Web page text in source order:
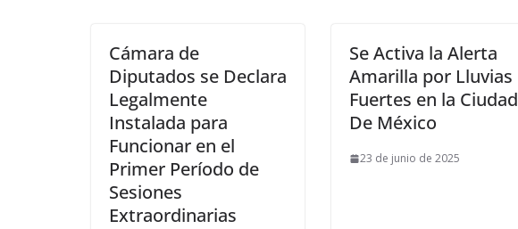
Cámara de
Diputados se Declara
Legalmente
Instalada para
Funcionar en el
Primer Período de
Sesiones
Extraordinarias
Se Activa la Alerta
Amarilla por Lluvias
Fuertes en la Ciudad
De México
23 de junio de 2025